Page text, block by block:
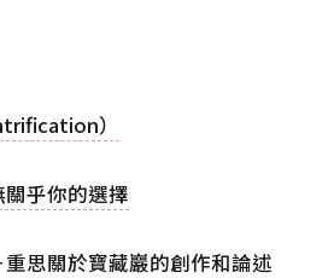
）
乎你的選擇
思關於寶藏巖的創作和論述